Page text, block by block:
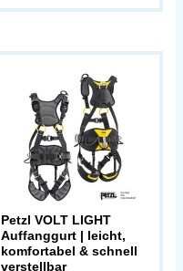
Petzl VOLT LIGHT
Auffanggurt | leicht,
komfortabel & schnell
verstellbar